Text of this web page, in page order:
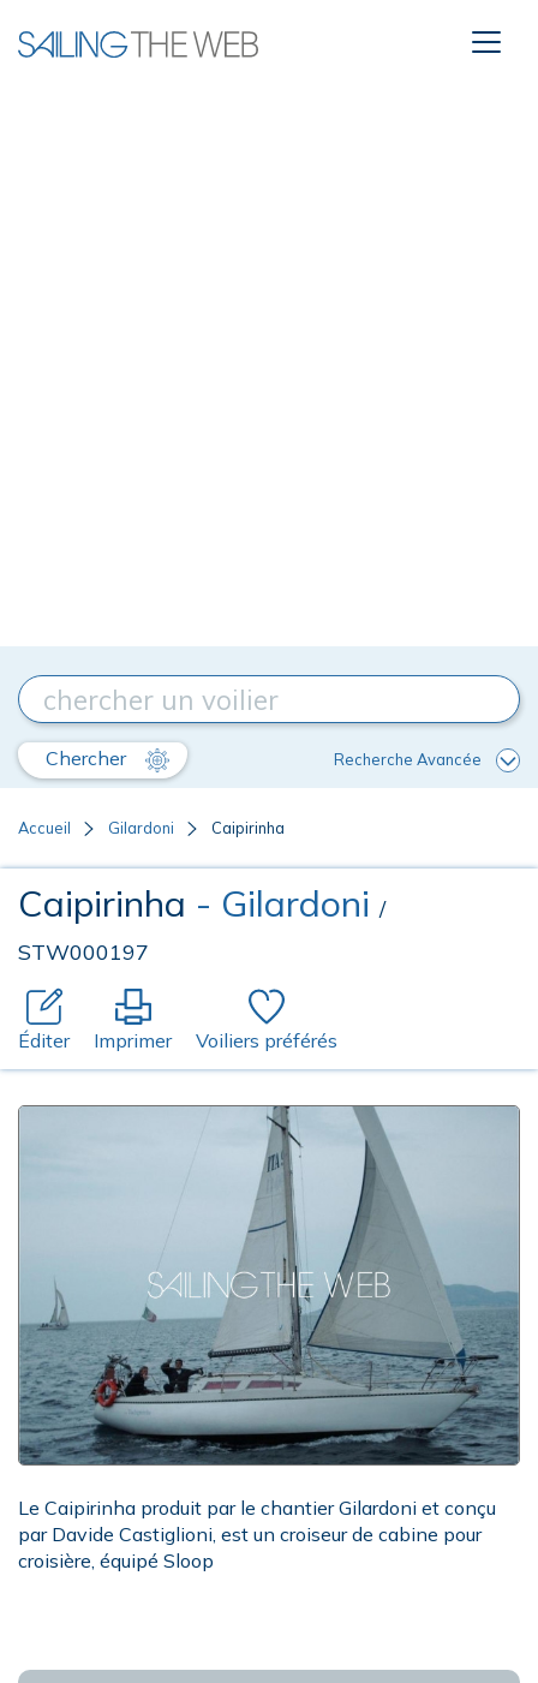
Chercher Recherche Avancée
Accueil Gilardoni Caipirinha
Caipirinha - Gilardoni /
STW000197
Éditer Imprimer Voiliers préférés
Le Caipirinha produit par le chantier Gilardoni et conçu
par Davide Castiglioni, est un croiseur de cabine pour
croisière, équipé Sloop